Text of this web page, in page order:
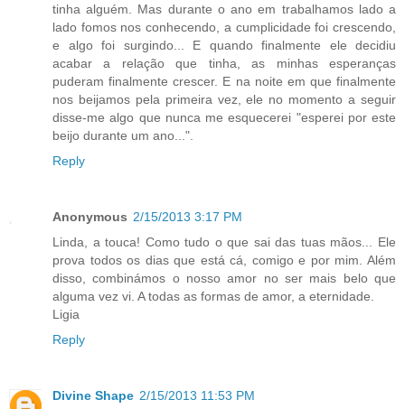
tinha alguém. Mas durante o ano em trabalhamos lado a
lado fomos nos conhecendo, a cumplicidade foi crescendo,
e algo foi surgindo... E quando finalmente ele decidiu
acabar a relação que tinha, as minhas esperanças
puderam finalmente crescer. E na noite em que finalmente
nos beijamos pela primeira vez, ele no momento a seguir
disse-me algo que nunca me esquecerei "esperei por este
beijo durante um ano...".
Reply
Anonymous 2/15/2013 3:17 PM
Linda, a touca! Como tudo o que sai das tuas mãos... Ele
prova todos os dias que está cá, comigo e por mim. Além
disso, combinámos o nosso amor no ser mais belo que
alguma vez vi. A todas as formas de amor, a eternidade.
Ligia
Reply
Divine Shape 2/15/2013 11:53 PM